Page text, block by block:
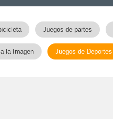
Juegos de partes
la Imagen Juegos de Deportes